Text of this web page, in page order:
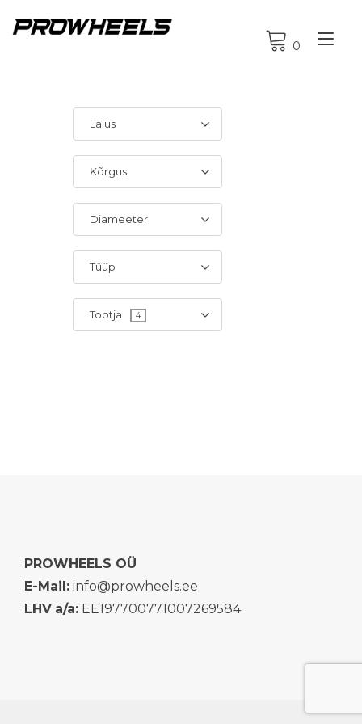
0
Laius
Kõrgus
Diameeter
Tüüp
Tootja 4
PROWHEELS OÜ
E-Mail: info@prowheels.ee
LHV a/a: EE197700771007269584